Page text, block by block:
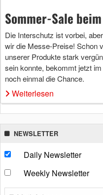
Sommer-Sale
Die Interschutz ist vorbei,
wir die Messe-Preise! Schon
unserer Produkte stark
sein konnte, bekommt jetzt
noch einmal die Chance.
Weiterlesen
NEWSLETTER
Daily Newsletter
Weekly Newsletter